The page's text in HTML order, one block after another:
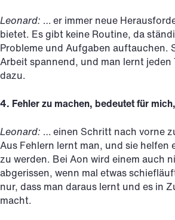
Leonard: … er immer neue
bietet. Es gibt keine Routine, da
Probleme und Aufgaben auftauchen.
Arbeit spannend, und man lernt jeden
dazu.
4. Fehler zu machen, bedeutet für
Leonard: … einen Schritt nach vorne
Aus Fehlern lernt man, und sie helfen
zu werden. Bei Aon wird einem auch
abgerissen, wenn mal etwas
nur, dass man daraus lernt und es in
macht.